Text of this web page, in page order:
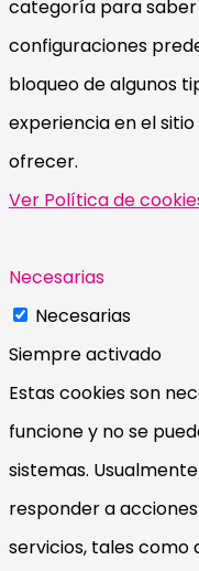
categoría para
configuraciones
bloqueo de algunos
experiencia en el
ofrecer.
Ver Política de
Necesarias
Necesarias
Siempre activado
Estas cookies son
funcione y no se
sistemas.
responder a
servicios, tales como